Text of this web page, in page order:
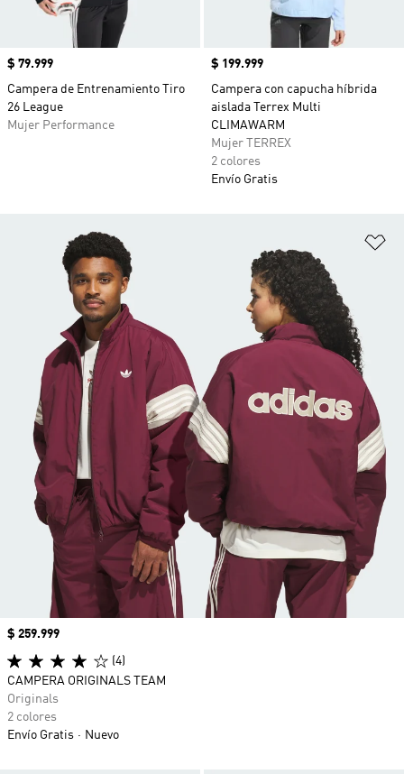
Precio
$ 79.999
Campera de Entrenamiento Tiro
26 League
Mujer Performance
Precio
$ 199.999
Campera con capucha híbrida
aislada Terrex Multi
CLIMAWARM
Mujer TERREX
2 colores
Envío Gratis
Precio
$ 259.999
(4)
CAMPERA ORIGINALS TEAM
Originals
2 colores
Envío Gratis
Nuevo